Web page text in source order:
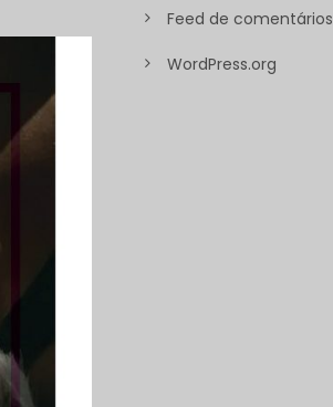
Feed de comentários
WordPress.org